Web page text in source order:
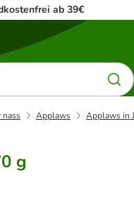
ab 39€
nass Applaws Applaws in
g